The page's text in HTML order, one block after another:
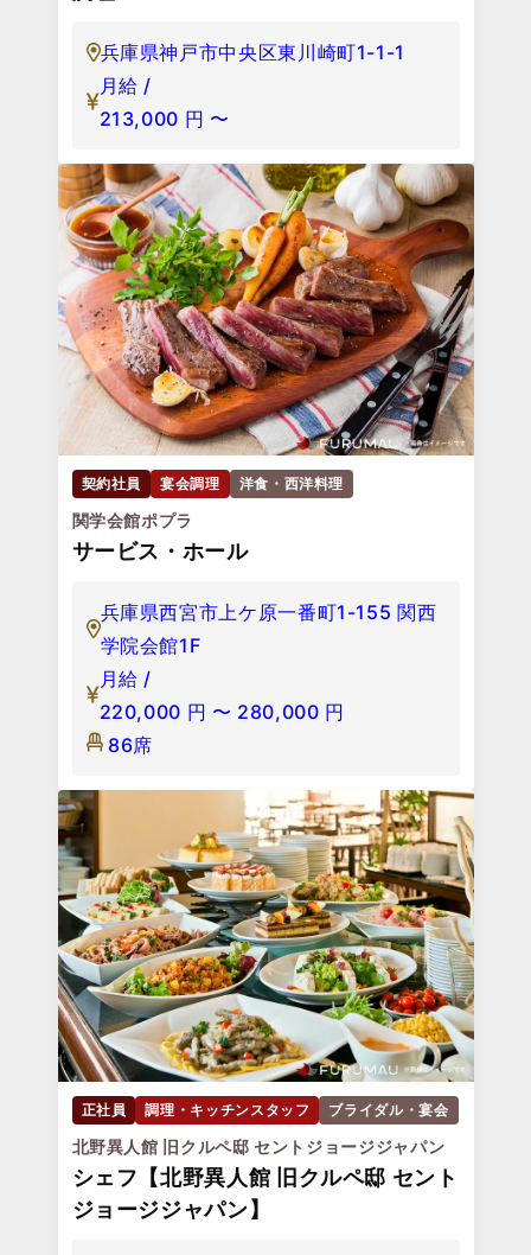
兵庫県神戸市中央区東川崎町1-1-1
月給 /
213,000 円 〜
契約社員 宴会調理 洋食・西洋料理
関学会館ポプラ
サービス・ホール
兵庫県西宮市上ケ原一番町1-155 関西
学院会館1F
月給 /
220,000 円 〜 280,000 円
86席
正社員 調理・キッチンスタッフ ブライダル・宴会
北野異人館 旧クルペ邸 セントジョージジャパン
シェフ【北野異人館 旧クルペ邸 セント
ジョージジャパン】